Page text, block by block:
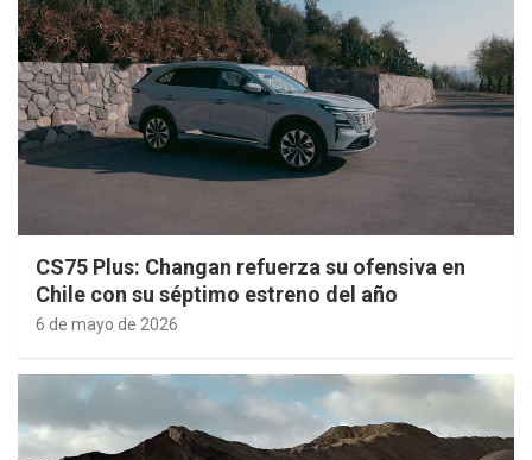
CS75 Plus: Changan refuerza su ofensiva en
Chile con su séptimo estreno del año
6 de mayo de 2026